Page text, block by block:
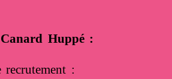
Huppé :
: